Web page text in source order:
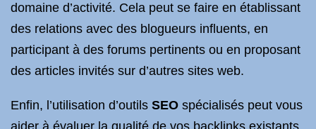
domaine d’activité. Cela peut se faire en établissant
des relations avec des blogueurs influents, en
participant à des forums pertinents ou en proposant
des articles invités sur d’autres sites web.
Enfin, l’utilisation d’outils SEO spécialisés peut vous
aider à évaluer la qualité de vos backlinks existants